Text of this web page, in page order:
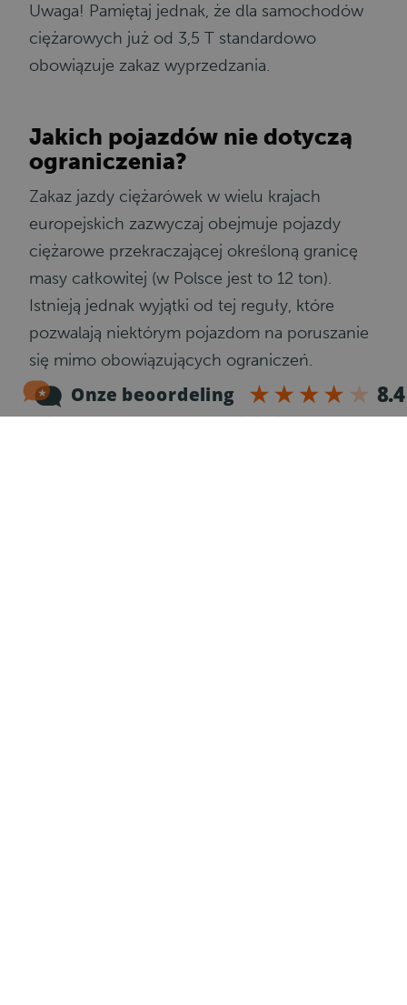
Uwaga! Pamiętaj jednak, że dla samochodów
ciężarowych już od 3,5 T standardowo
obowiązuje zakaz wyprzedzania.
Jakich pojazdów nie dotyczą
ograniczenia?
Zakaz jazdy ciężarówek w wielu krajach
europejskich zazwyczaj obejmuje pojazdy
ciężarowe przekraczającej określoną granicę
masy całkowitej (w Polsce jest to 12 ton).
Istnieją jednak wyjątki od tej reguły, które
pozwalają niektórym pojazdom na poruszanie
się mimo obowiązujących ograniczeń.
Ograniczenia nie obowiązują pojazdów